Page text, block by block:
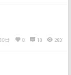
日 0 10 283